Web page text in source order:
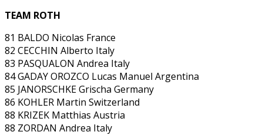
TEAM ROTH
81 BALDO Nicolas France
82 CECCHIN Alberto Italy
83 PASQUALON Andrea Italy
84 GADAY OROZCO Lucas Manuel Argentina
85 JANORSCHKE Grischa Germany
86 KOHLER Martin Switzerland
88 KRIZEK Matthias Austria
88 ZORDAN Andrea Italy